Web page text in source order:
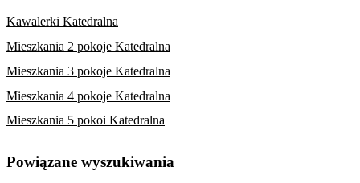
Kawalerki Katedralna
Mieszkania 2 pokoje Katedralna
Mieszkania 3 pokoje Katedralna
Mieszkania 4 pokoje Katedralna
Mieszkania 5 pokoi Katedralna
Powiązane wyszukiwania